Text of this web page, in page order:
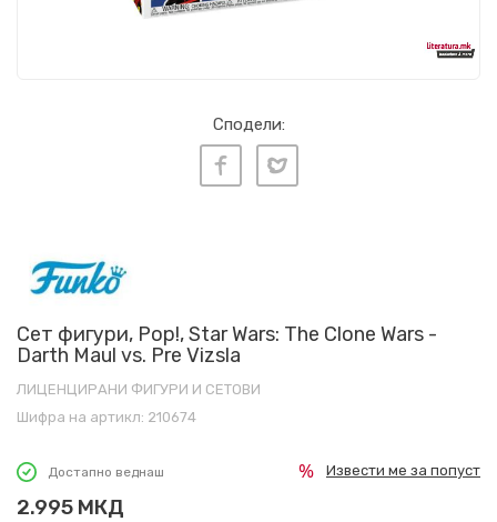
Сподели:
Сет фигури, Pop!, Star Wars: The Clone Wars -
Darth Maul vs. Pre Vizsla
ЛИЦЕНЦИРАНИ ФИГУРИ И СЕТОВИ
Шифра на артикл: 210674
Достапно веднаш
2.995 МКД
Извести ме за попуст